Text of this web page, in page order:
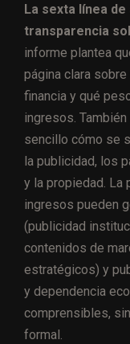
La sexta línea
transparencia
informe plantea
página clara
financia y qué
ingresos.
sencillo cómo se
la publicidad, los
y la propiedad. La
ingresos pueden
(publicidad
contenidos de
estratégicos) y
y dependencia
comprensibles,
formal.